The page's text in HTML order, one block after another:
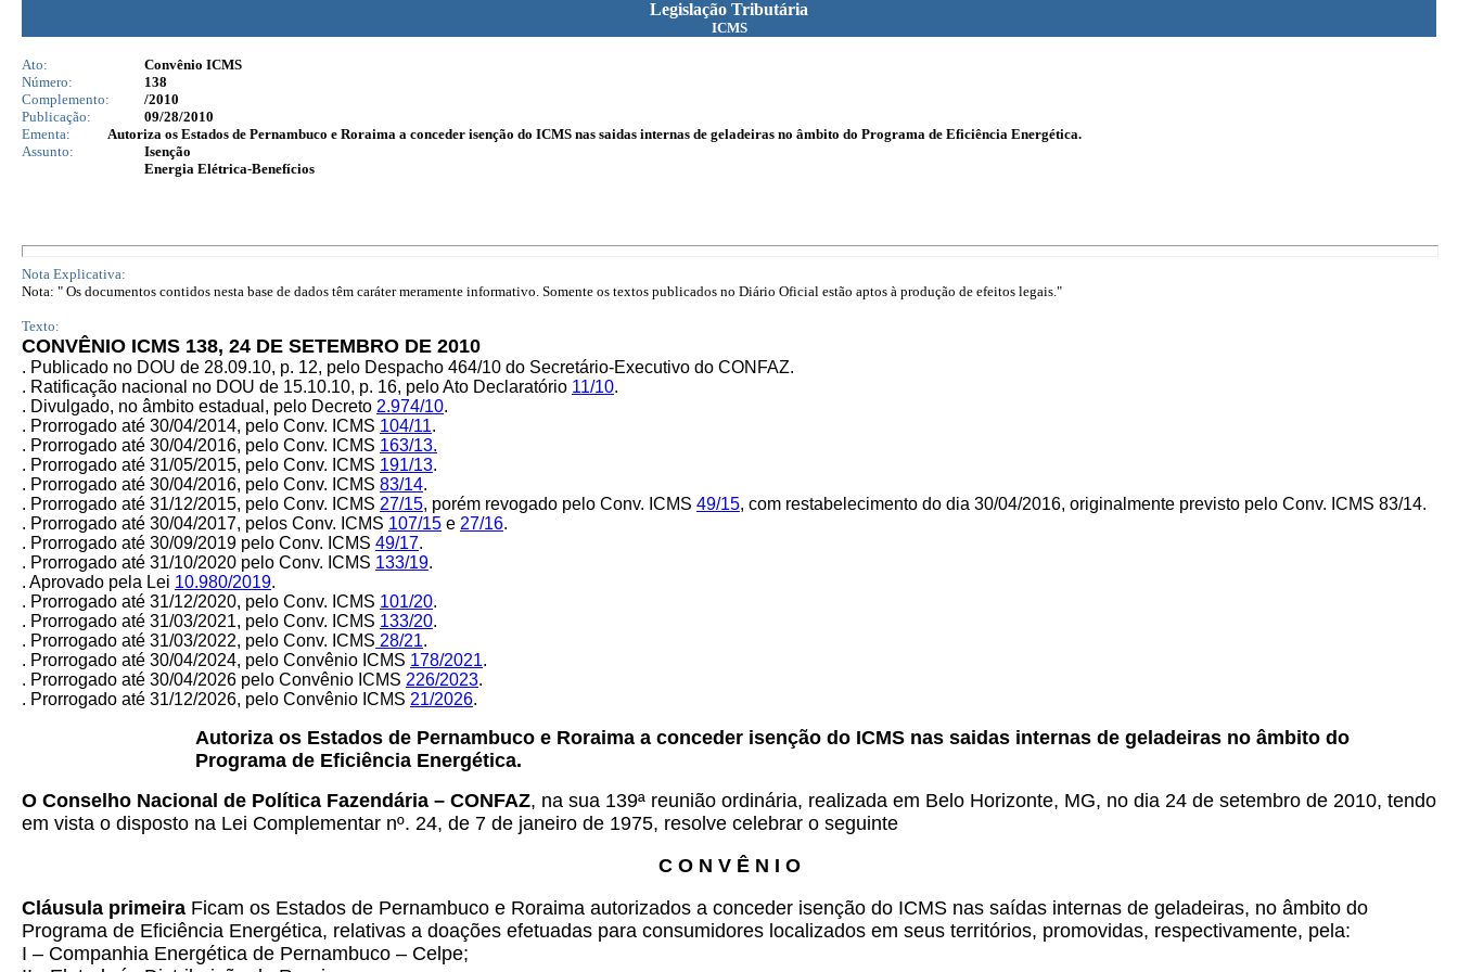
Legislação Tributária
ICMS
Ato:
Convênio ICMS
Número:
138
Complemento:
/2010
Publicação:
09/28/2010
Ementa:
Autoriza os Estados de Pernambuco e Roraima a conceder isenção do ICMS nas saidas internas de geladeiras no âmbito do Programa de Eficiência Energética.
Assunto:
Isenção
Energia Elétrica-Benefícios
Nota Explicativa:
Nota: " Os documentos contidos nesta base de dados têm caráter meramente informativo. Somente os textos publicados no Diário Oficial estão aptos à produção de efeitos legais."
Texto:
CONVÊNIO ICMS 138, 24 DE SETEMBRO DE 2010
. Publicado no DOU de 28.09.10, p. 12, pelo Despacho 464/10 do Secretário-Executivo do CONFAZ.
. Ratificação nacional no DOU de 15.10.10, p. 16, pelo Ato Declaratório 11/10.
. Divulgado, no âmbito estadual, pelo Decreto 2.974/10.
. Prorrogado até 30/04/2014, pelo Conv. ICMS 104/11.
. Prorrogado até 30/04/2016, pelo Conv. ICMS 163/13.
. Prorrogado até 31/05/2015, pelo Conv. ICMS 191/13.
. Prorrogado até 30/04/2016, pelo Conv. ICMS 83/14.
. Prorrogado até 31/12/2015, pelo Conv. ICMS 27/15, porém revogado pelo Conv. ICMS 49/15, com restabelecimento do dia 30/04/2016, originalmente previsto pelo Conv. ICMS 83/14.
. Prorrogado até 30/04/2017, pelos Conv. ICMS 107/15 e 27/16.
. Prorrogado até 30/09/2019 pelo Conv. ICMS 49/17.
. Prorrogado até 31/10/2020 pelo Conv. ICMS 133/19.
. Aprovado pela Lei 10.980/2019.
. Prorrogado até 31/12/2020, pelo Conv. ICMS 101/20.
. Prorrogado até 31/03/2021, pelo Conv. ICMS 133/20.
. Prorrogado até 31/03/2022, pelo Conv. ICMS 28/21.
. Prorrogado até 30/04/2024, pelo Convênio ICMS 178/2021.
. Prorrogado até 30/04/2026 pelo Convênio ICMS 226/2023.
. Prorrogado até 31/12/2026, pelo Convênio ICMS 21/2026.
Autoriza os Estados de Pernambuco e Roraima a conceder isenção do ICMS nas saidas internas de geladeiras no âmbito do
Programa de Eficiência Energética.
O Conselho Nacional de Política Fazendária – CONFAZ, na sua 139ª reunião ordinária, realizada em Belo Horizonte, MG, no dia 24 de setembro de 2010, tendo
em vista o disposto na Lei Complementar nº. 24, de 7 de janeiro de 1975, resolve celebrar o seguinte
C O N V Ê N I O
Cláusula primeira Ficam os Estados de Pernambuco e Roraima autorizados a conceder isenção do ICMS nas saídas internas de geladeiras, no âmbito do
Programa de Eficiência Energética, relativas a doações efetuadas para consumidores localizados em seus territórios, promovidas, respectivamente, pela:
I – Companhia Energética de Pernambuco – Celpe;